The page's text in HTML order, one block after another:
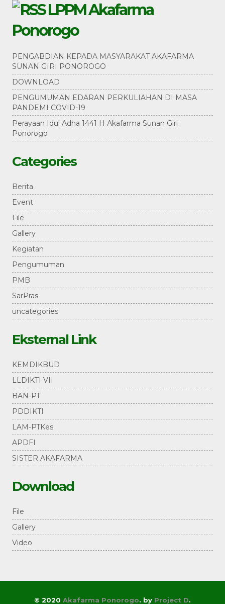
LPPM Akafarma
Ponorogo
PENGABDIAN KEPADA MASYARAKAT AKAFARMA
SUNAN GIRI PONOROGO
DOWNLOAD
PENGUMUMAN EDARAN PERKULIAHAN DI MASA
PANDEMI COVID-19
Perayaan Idul Adha 1441 H Akafarma Sunan Giri
Ponorogo
Categories
Berita
Event
File
Gallery
Kegiatan
Pengumuman
PMB
SarPras
uncategories
Eksternal Link
KEMDIKBUD
LLDIKTI VII
BAN-PT
PDDIKTI
LAM-PTKes
APDFI
SISTER AKAFARMA
Download
File
Gallery
Video
© 2020 Akafarma Ponorogo. by Project D.